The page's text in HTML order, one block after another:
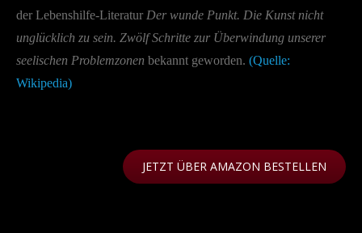
der Lebenshilfe-Literatur Der wunde Punkt. Die Kunst nicht
unglücklich zu sein. Zwölf Schritte zur Überwindung unserer
seelischen Problemzonen bekannt geworden. (Quelle:
Wikipedia)
JETZT ÜBER AMAZON BESTELLEN